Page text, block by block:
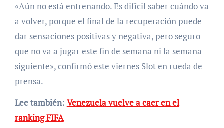
«Aún no está entrenando. Es difícil saber cuándo va
a volver, porque el final de la recuperación puede
dar sensaciones positivas y negativa, pero seguro
que no va a jugar este fin de semana ni la semana
siguiente», confirmó este viernes Slot en rueda de
prensa.
Lee también: Venezuela vuelve a caer en el
ranking FIFA